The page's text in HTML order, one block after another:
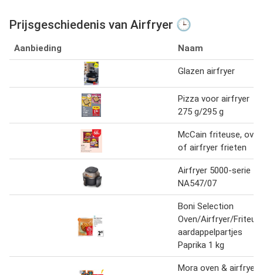
Prijsgeschiedenis van Airfryer 🕒
Aanbieding Naam
Glazen airfryer
Pizza voor airfryer
275 g/295 g
McCain friteuse, oven
of airfryer frieten
Airfryer 5000-serie
NA547/07
Boni Selection
Oven/Airfryer/
aardappelpartjes
Paprika 1 kg
Mora oven & airfryer